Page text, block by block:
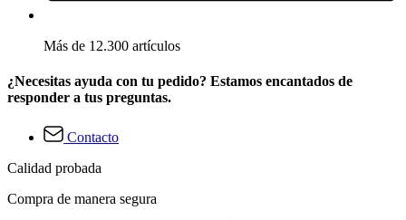
Más de 12.300 artículos
¿Necesitas ayuda con tu pedido? Estamos encantados de
responder a tus preguntas.
Contacto
Calidad probada
Compra de manera segura